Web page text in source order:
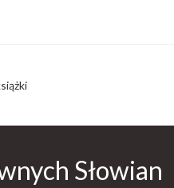
Słowian